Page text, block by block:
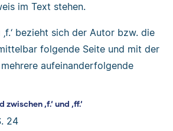
im Text stehen.
bezieht sich der Autor bzw. die
folgende Seite und mit der
aufeinanderfolgende
‚f.‘ und ‚ff.‘
24